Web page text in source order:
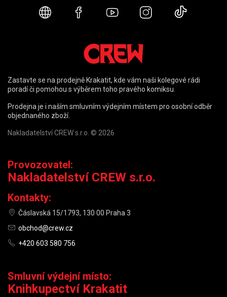
Webové stránky
FacebookYouTubeInstagram
Zastavte se na prodejně Krakatit, kde vám naši kolegové rádi
poradí či pomohou s výběrem toho pravého komiksu.
Prodejna je i naším smluvním výdejním místem pro osobní odběr
objednaného zboží.
Nakladatelství CREW s.r.o. © 2026
Provozovatel:
Nakladatelství CREW s.r.o.
Kontakty:
Čáslavská 15/1793, 130 00 Praha 3
obchod@crew.cz
+420 603 580 756
Smluvní výdejní místo:
Knihkupectví Krakatit